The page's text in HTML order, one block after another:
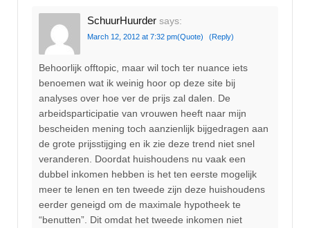
SchuurHuurder says:
March 12, 2012 at 7:32 pm(Quote) (Reply)
Behoorlijk offtopic, maar wil toch ter nuance iets
benoemen wat ik weinig hoor op deze site bij
analyses over hoe ver de prijs zal dalen. De
arbeidsparticipatie van vrouwen heeft naar mijn
bescheiden mening toch aanzienlijk bijgedragen aan
de grote prijsstijging en ik zie deze trend niet snel
veranderen. Doordat huishoudens nu vaak een
dubbel inkomen hebben is het ten eerste mogelijk
meer te lenen en ten tweede zijn deze huishoudens
eerder geneigd om de maximale hypotheek te
“benutten”. Dit omdat het tweede inkomen niet